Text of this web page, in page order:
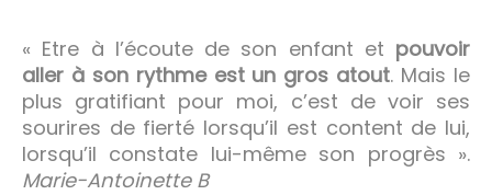
« Etre à l’écoute de son enfant et pouvoir
aller à son rythme est un gros atout. Mais le
plus gratifiant pour moi, c’est de voir ses
sourires de fierté lorsqu’il est content de lui,
lorsqu’il constate lui-même son progrès ».
Marie-Antoinette B